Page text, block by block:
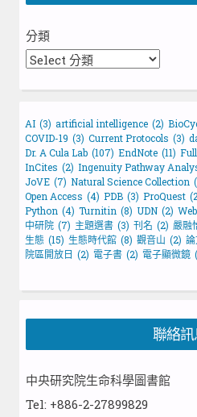
分類
AI (3) artificial intelligence (2)
COVID-19 (3) Current Protocols (3)
Dr. A Cula Lab (107) EndNote (11)
InCites (2) Ingenuity Pathway
JoVE (7) Natural Science Collection
Open Access (4) PDB (3) ProQuest
Python (4) Turnitin (8) UDN (2)
中研院 (7) 主題選書 (3) 刊名 (2) 嚴融
生態 (15) 生態時代館 (8) 觀音山 (2)
院區開放日 (2) 電子書 (2) 電子顯微鏡
聯絡
中央研究院生命科學圖書館
Tel: +886-2-27899829